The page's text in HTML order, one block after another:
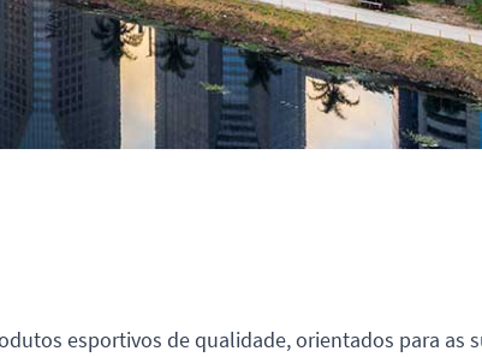
esportivos de qualidade, orientados para as